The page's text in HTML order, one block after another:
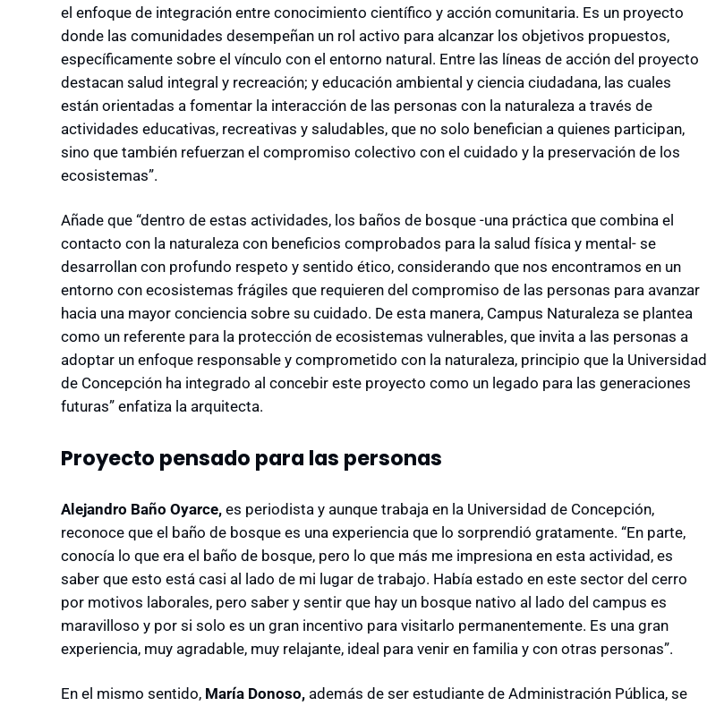
el enfoque de integración entre conocimiento científico y acción comunitaria. Es un proyecto
donde las comunidades desempeñan un rol activo para alcanzar los objetivos propuestos,
específicamente sobre el vínculo con el entorno natural. Entre las líneas de acción del proyecto
destacan salud integral y recreación; y educación ambiental y ciencia ciudadana, las cuales
están orientadas a fomentar la interacción de las personas con la naturaleza a través de
actividades educativas, recreativas y saludables, que no solo benefician a quienes participan,
sino que también refuerzan el compromiso colectivo con el cuidado y la preservación de los
ecosistemas”.
Añade que “dentro de estas actividades, los baños de bosque -una práctica que combina el
contacto con la naturaleza con beneficios comprobados para la salud física y mental- se
desarrollan con profundo respeto y sentido ético, considerando que nos encontramos en un
entorno con ecosistemas frágiles que requieren del compromiso de las personas para avanzar
hacia una mayor conciencia sobre su cuidado. De esta manera, Campus Naturaleza se plantea
como un referente para la protección de ecosistemas vulnerables, que invita a las personas a
adoptar un enfoque responsable y comprometido con la naturaleza, principio que la Universidad
de Concepción ha integrado al concebir este proyecto como un legado para las generaciones
futuras” enfatiza la arquitecta.
Proyecto pensado para las personas
Alejandro Baño Oyarce, es periodista y aunque trabaja en la Universidad de Concepción,
reconoce que el baño de bosque es una experiencia que lo sorprendió gratamente. “En parte,
conocía lo que era el baño de bosque, pero lo que más me impresiona en esta actividad, es
saber que esto está casi al lado de mi lugar de trabajo. Había estado en este sector del cerro
por motivos laborales, pero saber y sentir que hay un bosque nativo al lado del campus es
maravilloso y por si solo es un gran incentivo para visitarlo permanentemente. Es una gran
experiencia, muy agradable, muy relajante, ideal para venir en familia y con otras personas”.
En el mismo sentido, María Donoso, además de ser estudiante de Administración Pública, se